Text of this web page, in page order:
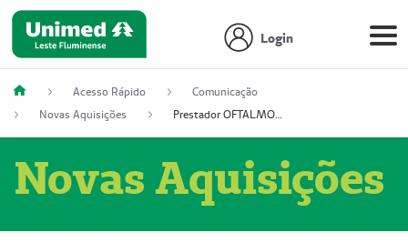
Login
Acesso Rápido
Comunicação
Novas Aquisições
Prestador OFTALMOCLÍNICA SÃO GONÇALO (55004164-2)
Novas Aquisições